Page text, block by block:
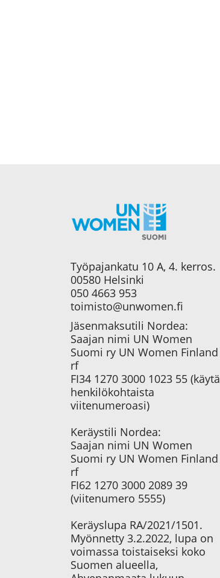
Työpajankatu 10 A, 4. kerros.
00580 Helsinki
050 4663 953
toimisto@unwomen.fi
Jäsenmaksutili Nordea:
Saajan nimi UN Women
Suomi ry UN Women Finland
rf
FI34 1270 3000 1023 55 (käytä
henkilökohtaista
viitenumeroasi)
Keräystili Nordea:
Saajan nimi UN Women
Suomi ry UN Women Finland
rf
FI62 1270 3000 2089 39
(viitenumero 5555)
Keräyslupa RA/2021/1501.
Myönnetty 3.2.2022, lupa on
voimassa toistaiseksi koko
Suomen alueella,